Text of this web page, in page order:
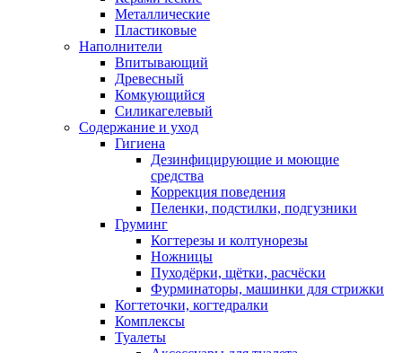
Металлические
Пластиковые
Наполнители
Впитывающий
Древесный
Комкующийся
Силикагелевый
Содержание и уход
Гигиена
Дезинфицирующие и моющие
средства
Коррекция поведения
Пеленки, подстилки, подгузники
Груминг
Когтерезы и колтунорезы
Ножницы
Пуходёрки, щётки, расчёски
Фурминаторы, машинки для стрижки
Когтеточки, когтедралки
Комплексы
Туалеты